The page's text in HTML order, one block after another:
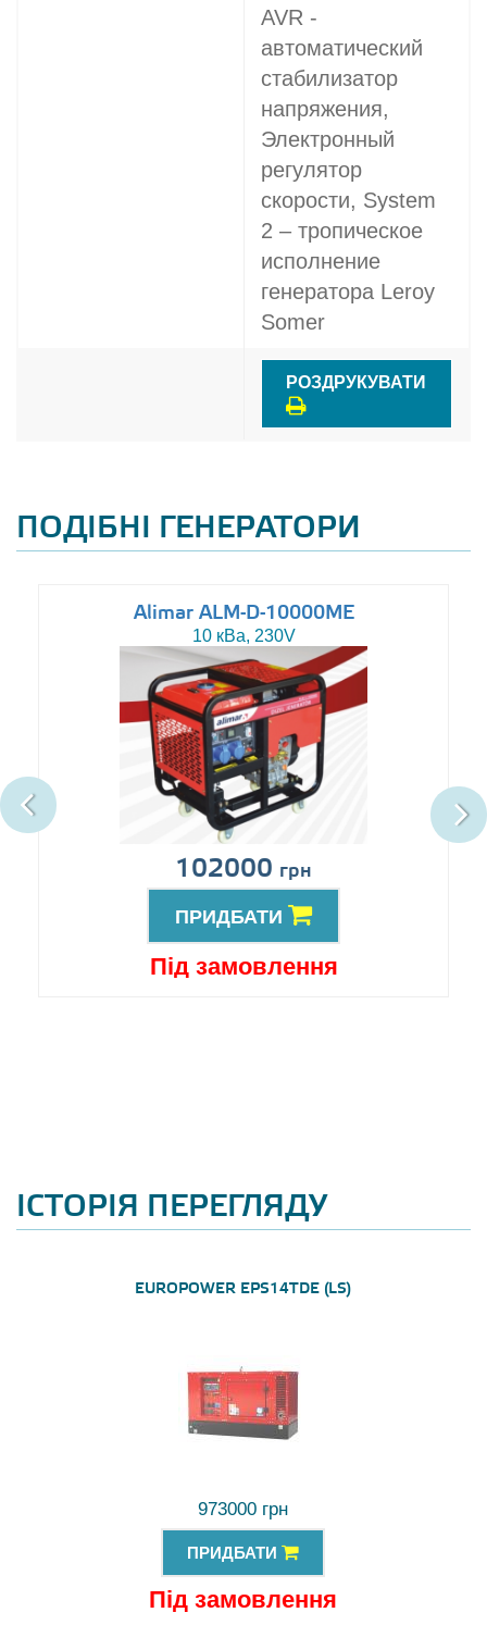
AVR -
автоматический
стабилизатор
напряжения,
Электронный
регулятор
скорости, System
2 – тропическое
исполнение
генератора Leroy
Somer
РОЗДРУКУВАТИ
ПОДІБНІ ГЕНЕРАТОРИ
Alimar ALM-D-10000ME
10 кВа, 230V
102000 грн
ПРИДБАТИ
Під замовлення
ІСТОРІЯ ПЕРЕГЛЯДУ
EUROPOWER EPS14TDE (LS)
973000 грн
ПРИДБАТИ
Під замовлення